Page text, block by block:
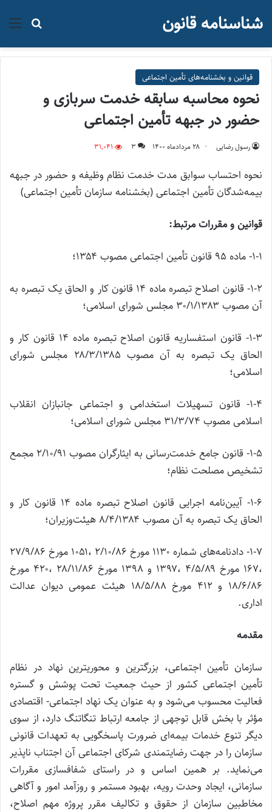
جستجو شناسنامه قانون
قوانین و بخشنامه‌های تأمین اجتماعی
نحوه محاسبه سابقه خدمت سربازی و
حضور در جبهه تأمین اجتماعی
رسول رضایی ۲۸ مرداد‌ماه ۱۴۰۰ 3
31,041
نحوه احتساب سوابق مدت خدمت نظام ‌وظیفه و حضور در جبهه
بیمه‌شدگان تأمین اجتماعی (بخشنامه سازمان تأمین اجتماعی)
قوانین و مقررات مرتبط:
۱-۱- ماده ۹۵ قانون تأمین اجتماعی مصوب ۱۳۵۴؛
۱-۲- قانون اصلاح تبصره ماده ۱۴ قانون کار و الحاق یک تبصره به
آن مصوب ۳۰/۱/۱۳۸۳ مجلس شورای اسلامی؛
۱-۳- قانون استفساریه قانون اصلاح تبصره ماده ۱۴ قانون کار و
الحاق یک تبصره به آن مصوب ۲۸/۳/۱۳۸۵ مجلس شورای
اسلامی؛
۱-۴- قانون تسهیلات استخدامی و اجتماعی جانبازان انقلاب
اسلامی مصوب ۳۱/۳/۷۴ مجلس شورای اسلامی؛
۱-۵- قانون جامع خدمت‌رسانی به ایثارگران مصوب ۲/۱۰/۹۱ مجمع
تشخیص مصلحت نظام؛
۱-۶- آیین‌نامه اجرایی قانون اصلاح تبصره ماده ۱۴ قانون کار و
الحاق یک تبصره به آن مصوب ۸/۴/۱۳۸۴ هیئت‌وزیران؛
۱-۷- دادنامه‌های شماره ۱۱۳۰ مورخ ۲/۱۰/۸۶ ،۱۰۵۱ مورخ ۲۷/۹/۸۶
،۱۶۷ مورخ ۴/۵/۸۹ ،۱۳۹۷ و ۱۳۹۸ مورخ ۲۸/۱۱/۸۶ ،۴۲۰ مورخ
۱۸/۶/۸۶ و ۴۱۲ مورخ ۱۸/۵/۸۸ هیئت عمومی دیوان عدالت
اداری.
مقدمه
سازمان تأمین اجتماعی، بزرگترین و محوریترین نهاد در نظام
تأمین اجتماعی کشور از حیث جمعیت تحت پوشش و گستره
فعالیت محسوب می‌شود و به عنوان یک نهاد اجتماعی- اقتصادی
مؤثر با بخش قابل توجهی از جامعه ارتباط تنگاتنگ دارد، از سوی
دیگر تنوع خدمات بیمه‌ای ضرورت پاسخگویی به تعهدات قانونی
سازمان را در جهت رضایتمندی شرکای اجتماعی آن اجتناب ناپذیر
می‌نماید. بر همین اساس و در راستای شفافسازی مقررات
سازمانی، ایجاد وحدت رویه، بهبود مستمر و روزآمد امور و آگاهی
مخاطبین سازمان از حقوق و تکالیف مقرر پروژه مهم اصلاح،